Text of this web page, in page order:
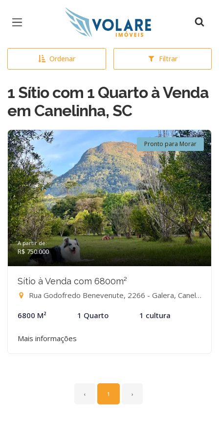
Página inicial
Ordenar Filtrar
1 Sítio com 1 Quarto à Venda
em Canelinha, SC
Pronto para Morar
A partir de:
R$ 750.000
Sítio à Venda com 6800m²
Rua Godofredo Benevenute, 2266 - Galera, Canelinha-SC
6800 M² 1 Quarto 1 cultura
Mais informações
‹ 1 ›